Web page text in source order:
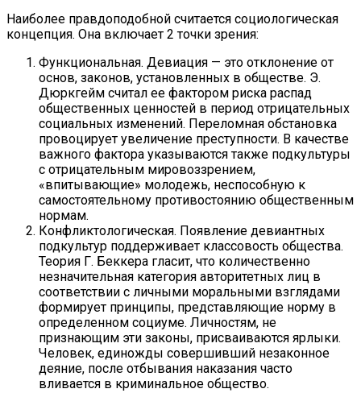
Наиболее правдоподобной считается социологическая
концепция. Она включает 2 точки зрения:
Функциональная. Девиация — это отклонение от
основ, законов, установленных в обществе. Э.
Дюркгейм считал ее фактором риска распад
общественных ценностей в период отрицательных
социальных изменений. Переломная обстановка
провоцирует увеличение преступности. В качестве
важного фактора указываются также подкультуры
с отрицательным мировоззрением,
«впитывающие» молодежь, неспособную к
самостоятельному противостоянию общественным
нормам.
Конфликтологическая. Появление девиантных
подкультур поддерживает классовость общества.
Теория Г. Беккера гласит, что количественно
незначительная категория авторитетных лиц в
соответствии с личными моральными взглядами
формирует принципы, представляющие норму в
определенном социуме. Личностям, не
признающим эти законы, присваиваются ярлыки.
Человек, единожды совершивший незаконное
деяние, после отбывания наказания часто
вливается в криминальное общество.